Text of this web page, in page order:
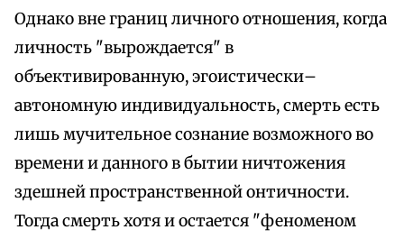
Однако вне границ личного отношения, когда
личность "вырождается" в
объективированную, эгоистически–
автономную индивидуальность, смерть есть
лишь мучительное сознание возможного во
времени и данного в бытии ничтожения
здешней пространственной онтичности.
Тогда смерть хотя и остается "феноменом